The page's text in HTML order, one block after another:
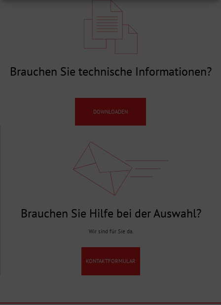
Brauchen Sie technische Informationen?
DOWNLOADEN
Brauchen Sie Hilfe bei der Auswahl?
Wir sind für Sie da.
KONTAKTFORMULAR